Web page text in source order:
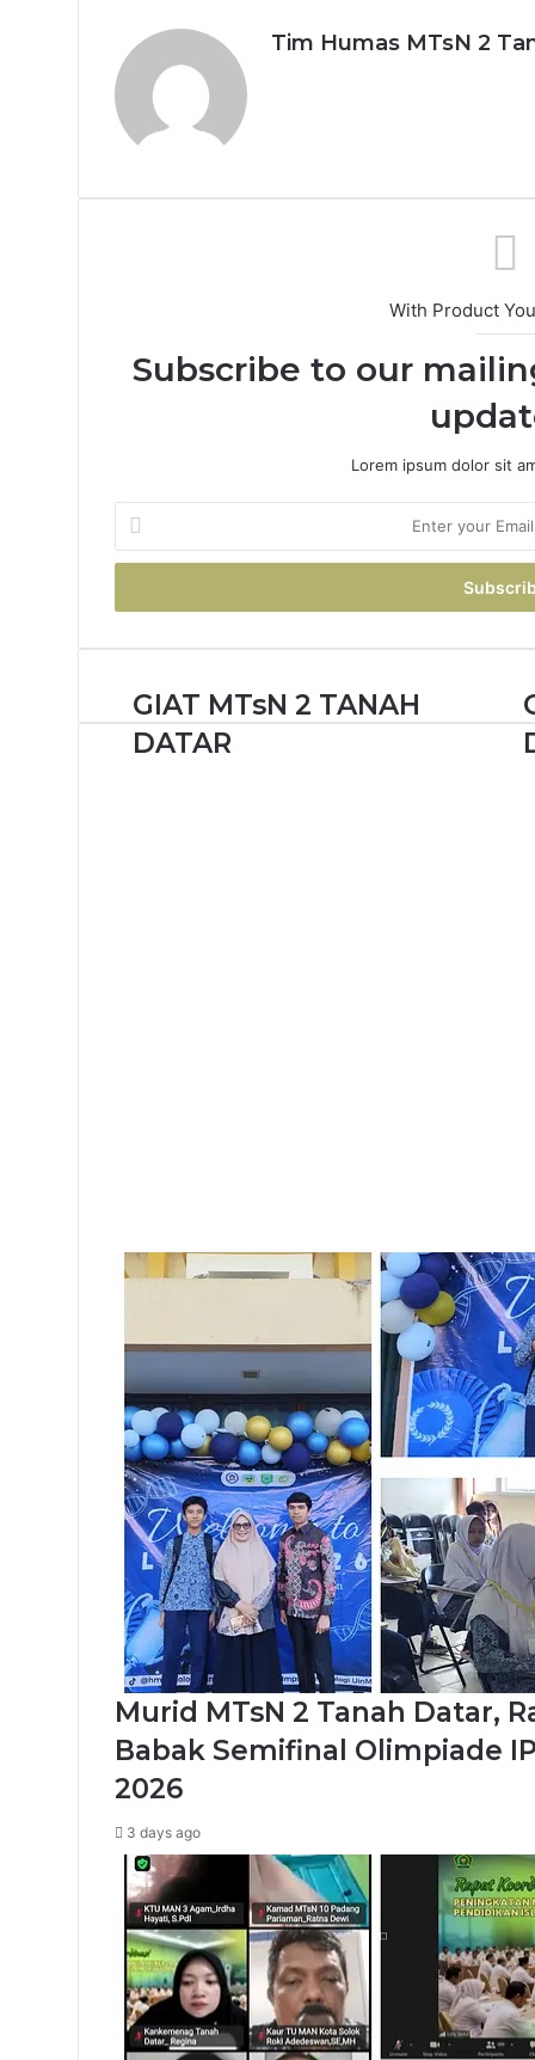
Tim Humas MTsN 2
With Product
Subscribe to our
Lorem ipsum dolor sit
Enter
your
Email
GIAT MTsN 2 TANAH
DATAR
Murid MTsN 2 Tanah Datar,
Babak Semifinal Olimpiade
2026
3 days ago